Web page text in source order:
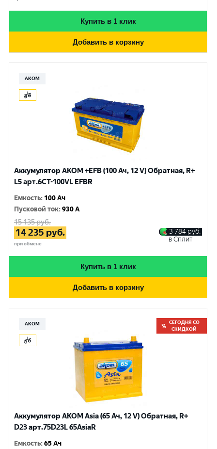
Купить в 1 клик
Добавить в корзину
АКОМ
Аккумулятор AKOM +EFB (100 Ач, 12 V) Обратная, R+
L5 арт.6СТ-100VL EFBR
Емкость: 100 Ач
Пусковой ток:930 A
15 135руб.
14 235 руб.
при обмене
3 784 руб.
в Сплит
Купить в 1 клик
Добавить в корзину
АКОМ
СЕГОДНЯ СО
СКИДКОЙ
Аккумулятор AKOM Asia (65 Ач, 12 V) Обратная, R+
D23 арт.75D23L 65AsiaR
Емкость:65 Ач